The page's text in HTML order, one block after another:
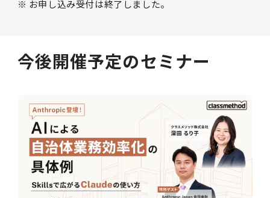
※ お申し込み受付は終了しました。
今後開催予定のセミナー